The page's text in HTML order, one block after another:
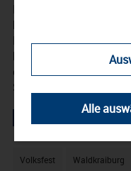
Dass das Bier
hat der Chef persönlich
Kirchmeier hat eine
hingelegt, mit zwei
echte Kunst ist, mit
Stadtoberhaupt
Volksfest Waldkraiburg
Alle